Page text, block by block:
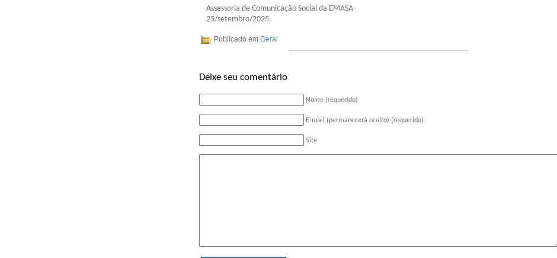
Assessoria de Comunicação Social da EMASA
25/setembro/2025.
Publicado em Geral
Deixe seu comentário
Nome (requerido)
E-mail (permanecerá oculto) (requerido)
Site